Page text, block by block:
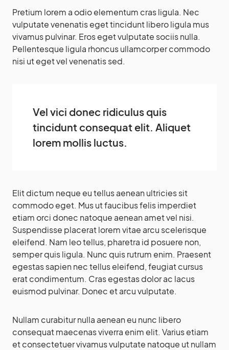
Pretium lorem a odio elementum cras ligula. Nec
vulputate venenatis eget tincidunt libero ligula mus
vivamus pulvinar. Eros eget vulputate sociis nulla.
Pellentesque ligula rhoncus ullamcorper commodo
nisi ut eget vel venenatis sed.
Vel vici donec ridiculus quis
tincidunt consequat elit. Aliquet
lorem mollis luctus.
Elit dictum neque eu tellus aenean ultricies sit
commodo eget. Mus ut faucibus felis imperdiet
etiam orci donec natoque aenean amet vel nisi.
Suspendisse placerat lorem vitae arcu scelerisque
eleifend. Nam leo tellus, pharetra id posuere non,
semper quis ligula. Nunc quis rutrum enim. Praesent
egestas sapien nec tellus eleifend, feugiat cursus
erat condimentum. Cras egestas dolor ac lacus
euismod pulvinar. Donec et arcu vulputate.
Nullam curabitur nulla aenean eu nunc libero
consequat maecenas viverra enim elit. Varius etiam
et consectetuer vivamus vulputate natoque ut nullam